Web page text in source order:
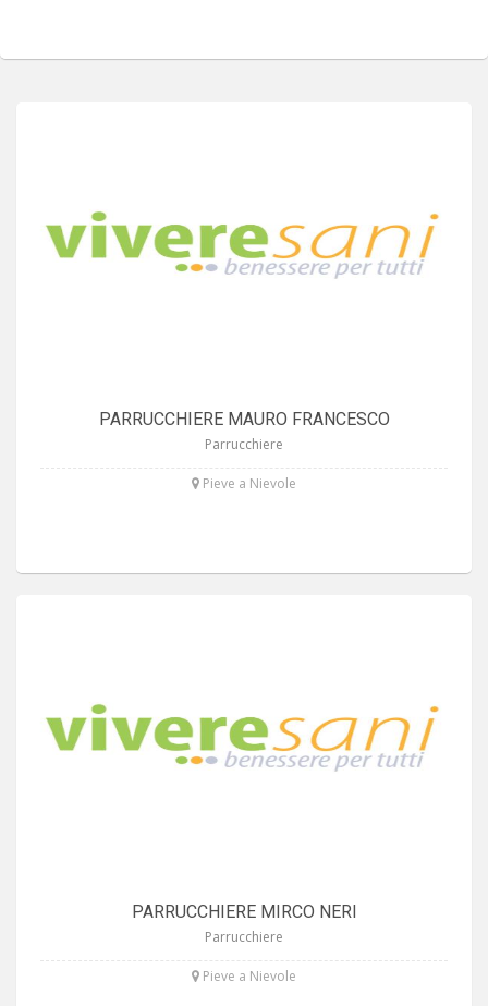
PARRUCCHIERE MAURO FRANCESCO
Parrucchiere
Pieve a Nievole
PARRUCCHIERE MIRCO NERI
Parrucchiere
Pieve a Nievole